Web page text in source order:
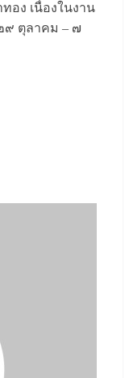
อง เนื่องในงาน
๙ ตุลาคม – ๗